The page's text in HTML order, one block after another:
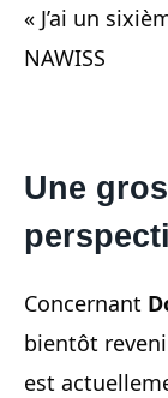
« J’ai un
NAWISS
Une
Concernant
bientôt
est